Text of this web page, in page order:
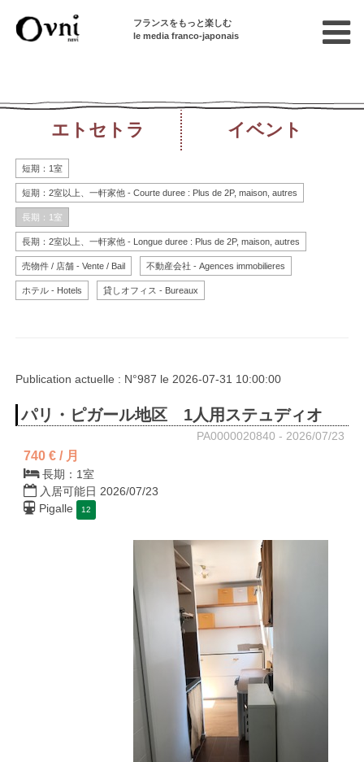
フランスをもっと楽しむ
le media franco-japonais
エトセトラ イベント
短期：1室
短期：2室以上、一軒家他 - Courte duree : Plus de 2P, maison, autres
長期：1室
長期：2室以上、一軒家他 - Longue duree : Plus de 2P, maison, autres
売物件 / 店舗 - Vente / Bail 不動産会社 - Agences immobilieres
ホテル - Hotels 貸しオフィス - Bureaux
Publication actuelle : N°987 le 2026-07-31 10:00:00
パリ・ピガール地区 1人用ステュディオ
PA0000020840 - 2026/07/23
740 € / 月
長期：1室
入居可能日 2026/07/23
Pigalle
12